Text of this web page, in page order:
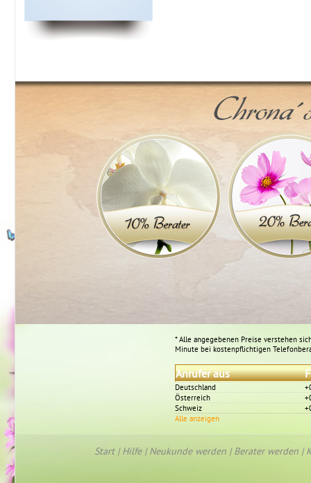
* Alle angegebenen Preise verstehen
Minute bei kostenpflichtigen
Anrufer aus
Deutschland
Österreich
Schweiz
Alle anzeigen
Start|Hilfe|Neukunde werden |Berater werden |